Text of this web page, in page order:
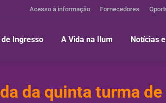
Acesso à informação Fornecedores
Ingresso A Vida na Ilum Notícias
da quinta turma de